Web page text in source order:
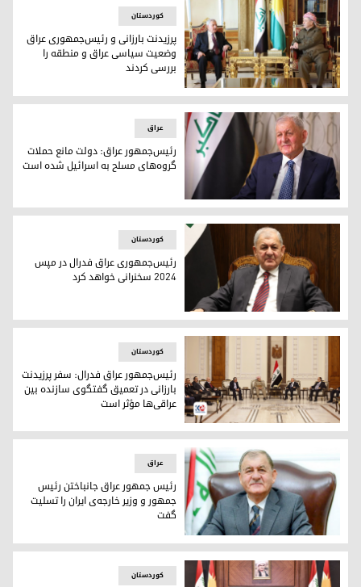
پرزیدنت بارزانی و رئیس‌جمهوری عراق وضعیت سیاسی عراق و
کوردستان
پرزیدنت بارزانی و رئیس‌جمهوری عراق
وضعیت سیاسی عراق و منطقه را
بررسی کردند
لطیف رشید، رئی جمهور عراق
عراق
رئیس‌جمهور عراق: دولت مانع حملات
گروه‌های مسلح به اسرائیل شده است
لطیف رشید، رئیس جمهور عراق فدرال
کوردستان
رئیس‌جمهوری عراق فدرال در مپس
۲۰۲۴ سخنرانی خواهد کرد
رئیس‌جمهور عراق فدرال: سفر پرزیدنت بارزانی در تعمیق
کوردستان
رئیس‌جمهور عراق فدرال: سفر پرزیدنت
بارزانی در تعمیق گفتگوی سازنده بین
عراقی‌ها مؤثر است
عبداللطیف رشید، رئیس جمهور عراق
عراق
رئیس جمهور عراق جانباختن رئیس
جمهور و وزیر خارجه‌ی ایران را تسلیت
گفت
کوردستان